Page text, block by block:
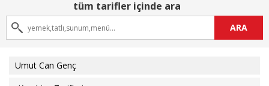
tüm tarifler içinde ara
ARA
Umut Can Genç